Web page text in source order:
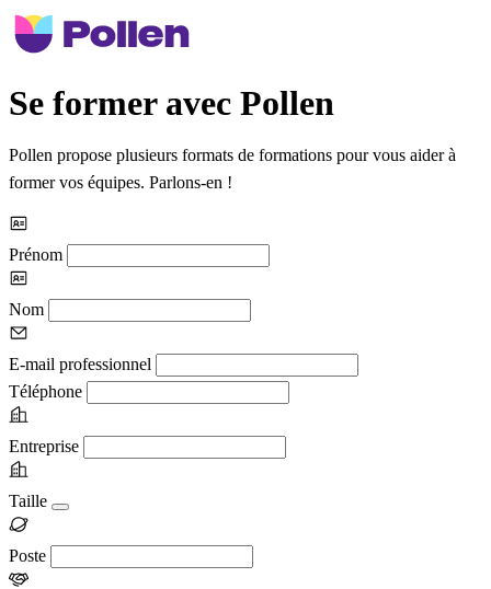
Se former avec Pollen
Pollen propose plusieurs formats de formations pour vous aider à
former vos équipes. Parlons-en !
Prénom
Nom
E-mail professionnel
Téléphone
Entreprise
Taille
Poste